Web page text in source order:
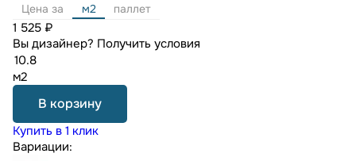
Цена за м2 паллет
1 525 ₽
Вы дизайнер? Получить условия
м2
В корзину
Купить в 1 клик
Вариации: